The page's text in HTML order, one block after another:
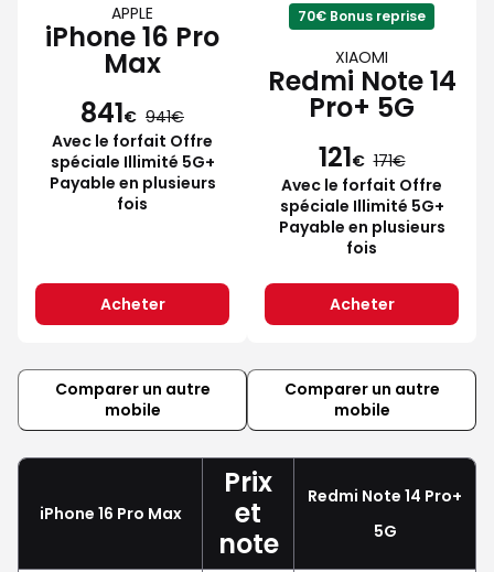
APPLE
iPhone 16 Pro
Max
841€ 941
Avec le forfait Offre
spéciale Illimité 5G+
Payable en plusieurs
fois
Acheter
70€ Bonus reprise
XIAOMI
Redmi Note 14
Pro+ 5G
121€ 171
Avec le forfait Offre
spéciale Illimité 5G+
Payable en plusieurs
fois
Acheter
Comparer un autre
mobile
Comparer un autre
mobile
iPhone 16 Pro Max
Prix
et
note
Redmi Note 14 Pro+
5G